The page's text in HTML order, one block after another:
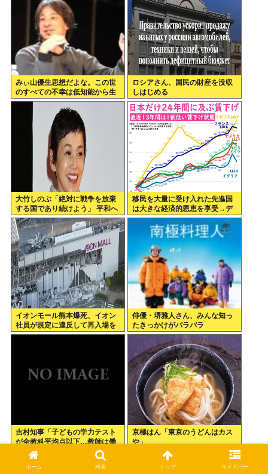
みぃ山優生思想だよな。この世
のすべての不幸は低知能から生
まれるっていう
ロシアさん、国民の財産を没収
しはじめる
大竹しのぶ「絶対に戦争を放棄
する国であり続けよう」 平和へ
の思いをつづる 広島に原爆が投
下されてから81年
移民を大量に受け入れた先進国
は大きな経済的恩恵を享受→デ
ータでもはっきり日本一人負け
示される
イオンモール熊本爆死、イオン
社員が規定に違反して再入場を
許可していた
俳優・堺雅人さん、みんな知っ
たきっかけがバラバラ
吉村知事「子どもの学力テスト
が全教科平均点以下…教師は働
き方改革とか言ってないでどう
にかしろ」
京極はん「東京のうどんはカス
や」
ホーム 検索 トップ サイドバー